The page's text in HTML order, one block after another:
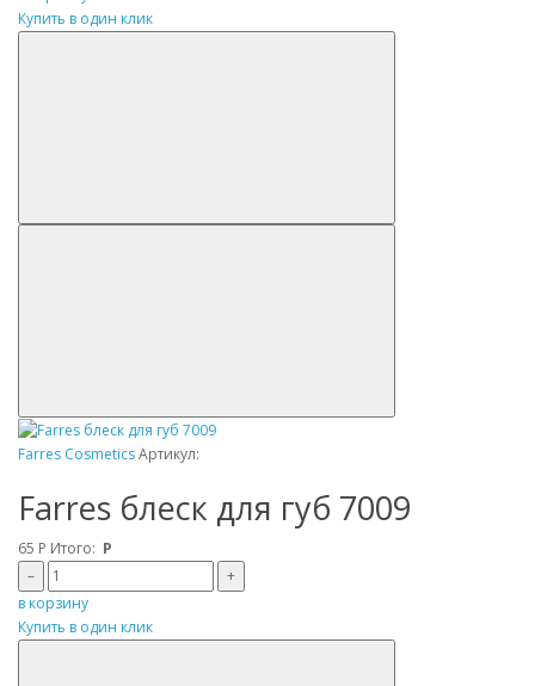
Купить в один клик
Farres CosmeticsАртикул:
Farres блеск для губ 7009
65 Р Итого: Р
–
+
в корзину
Купить в один клик